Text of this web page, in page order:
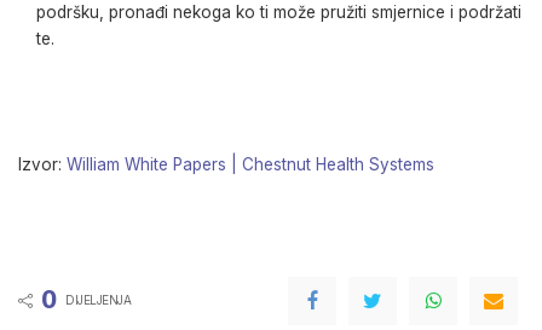
podršku, pronađi nekoga ko ti može pružiti smjernice i podržati
te.
Izvor: William White Papers | Chestnut Health Systems
0 DIJELJENJA